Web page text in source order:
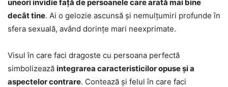
uneori invidie față de persoanele care arată mai bine
decât tine. Ai o gelozie ascunsă și nemulțumiri profunde în
sfera sexuală, având dorințe mari neexprimate.
Visul în care faci dragoste cu persoana perfectă
simbolizează integrarea caracteristicilor opuse și a
aspectelor contrare. Contează și felul în care faci